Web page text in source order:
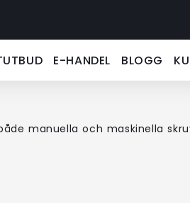
E-HANDEL BLOGG
manuella och maskinella